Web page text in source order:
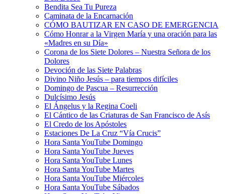
Bendita Sea Tu Pureza
Caminata de la Encarnación
CÓMO BAUTIZAR EN CASO DE EMERGENCIA
Cómo Honrar a la Virgen María y una oración para las
«Madres en su Día»
Corona de los Siete Dolores – Nuestra Señora de los
Dolores
Devoción de las Siete Palabras
Divino Niño Jesús – para tiempos difíciles
Domingo de Pascua – Resurrección
Dulcísimo Jesús
El Ángelus y la Regina Coeli
El Cántico de las Criaturas de San Francisco de Asís
El Credo de los Apóstoles
Estaciones De La Cruz “Vía Crucis”
Hora Santa YouTube Domingo
Hora Santa YouTube Jueves
Hora Santa YouTube Lunes
Hora Santa YouTube Martes
Hora Santa YouTube Miércoles
Hora Santa YouTube Sábados